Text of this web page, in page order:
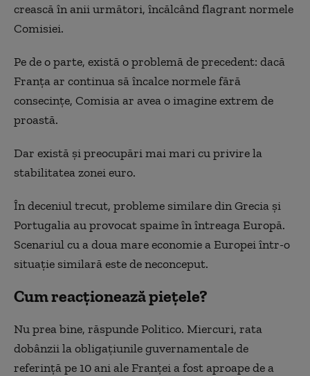
crească în anii următori, încălcând flagrant normele
Comisiei.
Pe de o parte, există o problemă de precedent: dacă
Franța ar continua să încalce normele fără
consecințe, Comisia ar avea o imagine extrem de
proastă.
Dar există și preocupări mai mari cu privire la
stabilitatea zonei euro.
În deceniul trecut, probleme similare din Grecia și
Portugalia au provocat spaime în întreaga Europă.
Scenariul cu a doua mare economie a Europei într-o
situație similară este de neconceput.
Cum reacționează piețele?
Nu prea bine, răspunde Politico. Miercuri, rata
dobânzii la obligațiunile guvernamentale de
referință pe 10 ani ale Franței a fost aproape de a